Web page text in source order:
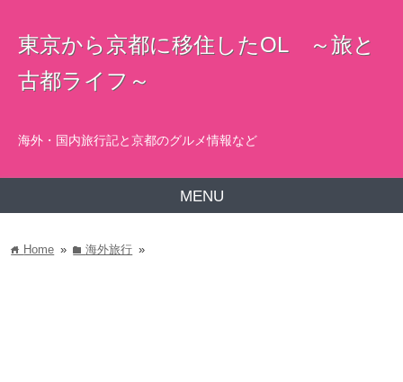
東京から京都に移住したOL ～旅と
古都ライフ～
海外・国内旅行記と京都のグルメ情報など
MENU
home Home » folder海外旅行 »